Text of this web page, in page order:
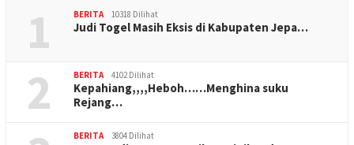
1 BERITA 10318 Dilihat
Judi Togel Masih Eksis di Kabupaten Jepa…
2 BERITA 4102 Dilihat
Kepahiang,,,,Heboh……Menghina suku
Rejang…
BERITA 3804 Dilihat